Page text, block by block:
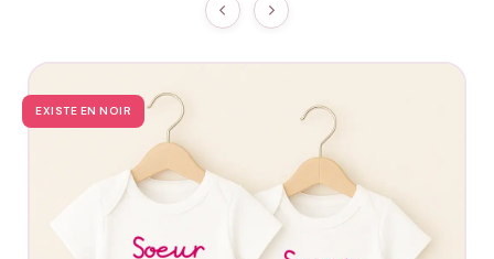
EXISTE EN NOIR